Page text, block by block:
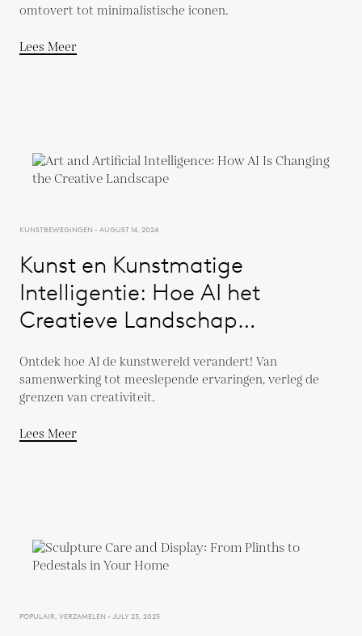
omtovert tot minimalistische iconen.
Lees Meer
KUNSTBEWEGINGEN - AUGUST 14, 2024
Kunst en Kunstmatige
Intelligentie: Hoe AI het
Creatieve Landschap
Ontdek hoe AI de kunstwereld verandert! Van
samenwerking tot meeslepende ervaringen, verleg de
grenzen van creativiteit.
Lees Meer
POPULAIR, VERZAMELEN - JULY 23, 2025